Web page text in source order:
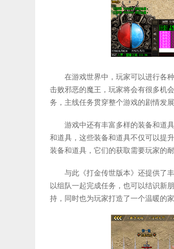
在游戏世界中，玩家可以进行各
击败邪恶的魔王，玩家将会有很多机
务，主线任务贯穿整个游戏的剧情发
游戏中还有丰富多样的装备和道
和道具，这些装备和道具不仅可以提
装备和道具，它们的获取需要玩家的
与此《打金传世版本》还提供了
以组队一起完成任务，也可以结识新
持，同时也为玩家打造了一个温暖的家